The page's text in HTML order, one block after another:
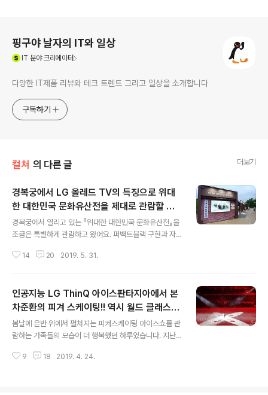
핑구야 날자의 IT와 일상
IT 분야 크리에이터
다양한 IT제품 리뷰와 테크 트렌드 그리고 일상을 소개합니다
구독하기
컬쳐 의 다른 글 더보기
경복궁에서 LG 올레드 TV의 특징으로 위대
한 대한민국 문화유산전을 제대로 관람할 수
있어
경복궁에서 열리고 있는 『위대한 대한민국 문화유산전』을
조금은 특별하게 관람하고 왔어요. 퍼백트블랙 구현과 자
LG 올레드 TV로 위대한 대한민국 문화유산전을 좀 더 사
람하는데 오히려 분위기가 차분해서 좋았습니다. 일상에서
쉽게 접하기 어려운 문화유산을 마치 실제로 보는 것 같은
착각이 들 정도로 차원이 다른 화질이었습니다. LG 올레드
AI ThinQ로 본 우리 문화유산의 아름다움을 다시 한번 확
인할 수 있는 시간이 었습니다. 오랜만에 찾는 경복궁 좋은
기회가 되어서 경복궁을 오랜만에 찾게 되었습니다. 비가
14 20 2019. 5. 31.
인공지능 LG ThinQ 아이스판타지아에서 본
차준환의 피겨 스케이팅!! 역시 월드 클래스급
연기
봄날에 은반 위에서 펼쳐지는 피켜스케이팅 아이스쇼를 관
람하는 가족들의 모습이 더 행복했던 하루였습니다. 지난
람하러 목동 실내빙장장을 찾았어요. 작년에도 너무 감동
9 18 2019. 4. 24.